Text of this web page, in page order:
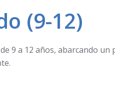
(9-12)
9 a 12 años, abarcando un